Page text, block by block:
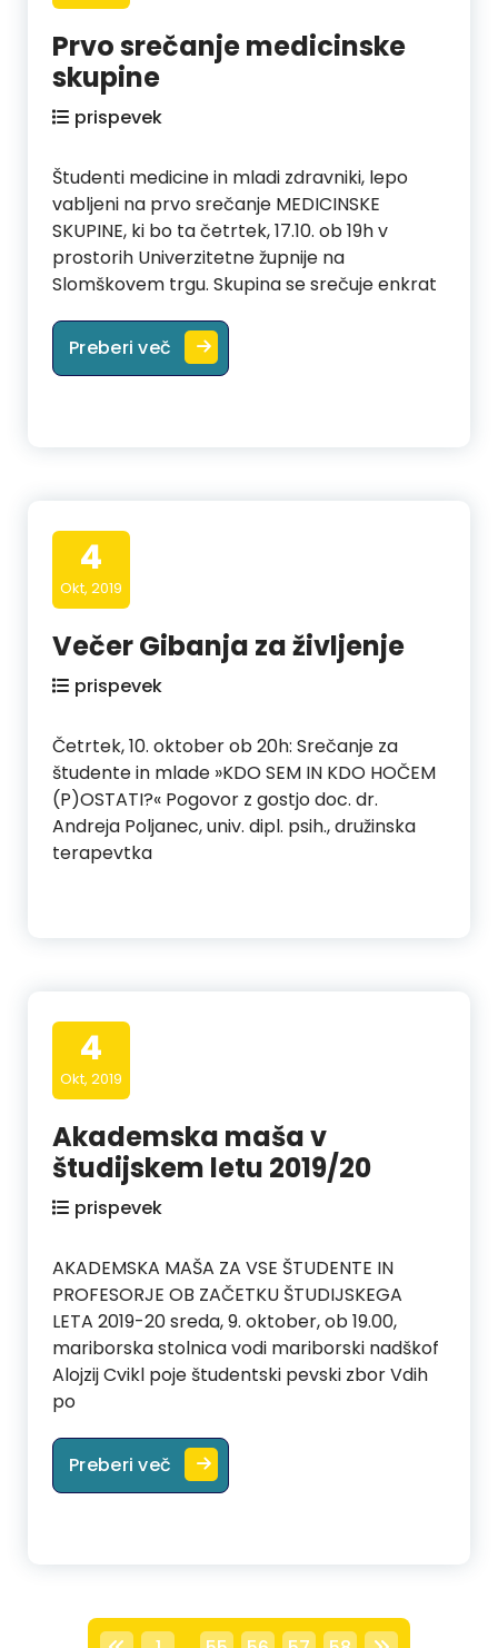
Prvo srečanje medicinske
skupine
prispevek
Študenti medicine in mladi zdravniki, lepo
vabljeni na prvo srečanje MEDICINSKE
SKUPINE, ki bo ta četrtek, 17.10. ob 19h v
prostorih Univerzitetne župnije na
Slomškovem trgu. Skupina se srečuje enkrat
Preberi več Prvo srečanje medicinske skupine
4
Okt, 2019
Večer Gibanja za življenje
prispevek
Četrtek, 10. oktober ob 20h: Srečanje za
študente in mlade »KDO SEM IN KDO HOČEM
(P)OSTATI?« Pogovor z gostjo doc. dr.
Andreja Poljanec, univ. dipl. psih., družinska
terapevtka
4
Okt, 2019
Akademska maša v
študijskem letu 2019/20
prispevek
AKADEMSKA MAŠA ZA VSE ŠTUDENTE IN
PROFESORJE OB ZAČETKU ŠTUDIJSKEGA
LETA 2019-20 sreda, 9. oktober, ob 19.00,
mariborska stolnica vodi mariborski nadškof
Alojzij Cvikl poje študentski pevski zbor Vdih
po
Preberi več Akademska maša v študijskem